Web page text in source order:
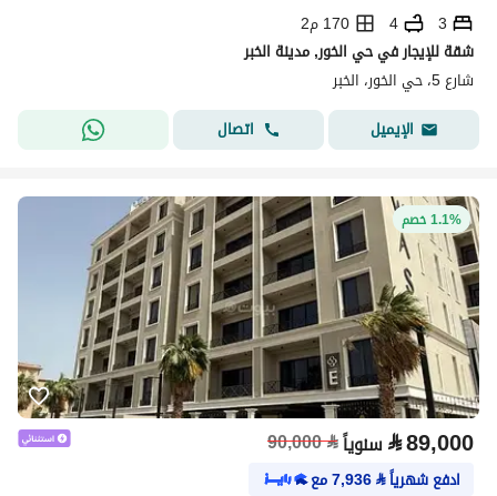
3
4
170 م2
شقة للإيجار في حي الخور, مدينة الخبر
شارع 5، حي الخور، الخبر
الإيميل
اتصال
1.1% خصم
⃁89,000 سنوياً⃁
90,000
ادفع شهرياً⃁
7,936مع